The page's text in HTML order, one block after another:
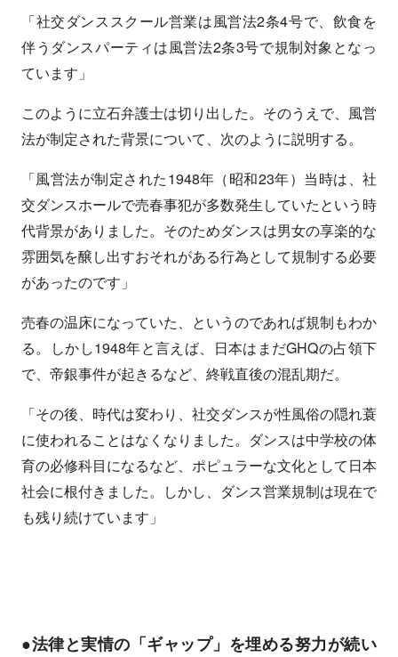
「社交ダンススクール営業は風営法2条4号で、飲食を
伴うダンスパーティは風営法2条3号で規制対象となっ
ています」
このように立石弁護士は切り出した。そのうえで、風営
法が制定された背景について、次のように説明する。
「風営法が制定された1948年（昭和23年）当時は、社
交ダンスホールで売春事犯が多数発生していたという時
代背景がありました。そのためダンスは男女の享楽的な
雰囲気を醸し出すおそれがある行為として規制する必要
があったのです」
売春の温床になっていた、というのであれば規制もわか
る。しかし1948年と言えば、日本はまだGHQの占領下
で、帝銀事件が起きるなど、終戦直後の混乱期だ。
「その後、時代は変わり、社交ダンスが性風俗の隠れ蓑
に使われることはなくなりました。ダンスは中学校の体
育の必修科目になるなど、ポピュラーな文化として日本
社会に根付きました。しかし、ダンス営業規制は現在で
も残り続けています」
●法律と実情の「ギャップ」を埋める努力が続い